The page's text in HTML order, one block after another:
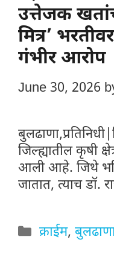
उत्तेजक
मित्र’
गंभीर आरोप
June 30, 2026
जिल्ह्यातील कृषी
आली आहे. जिथे
जातात, त्याच डॉ.
Categories
क्राईम,